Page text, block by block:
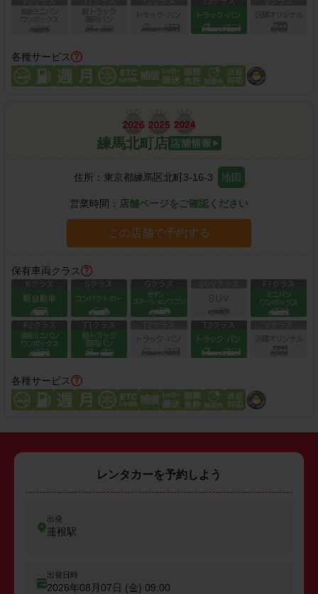
各種サービス
練馬北町店
住所： 東京都練馬区北町3-16-3 地図
営業時間： 店舗ページをご確認ください
この店舗で予約する
保有車両クラス
各種サービス
レンタカーを予約しよう
出発
蓮根駅
出発日時
2026年08月07日 (金) 09:00